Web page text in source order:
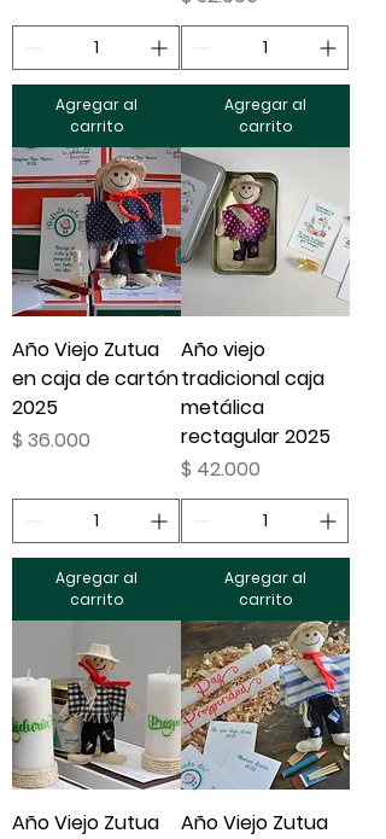
Agregar al
carrito
Agregar al
carrito
Año Viejo Zutua
en caja de cartón
2025
Precio
$ 36.000
Agregar al
carrito
Año viejo
tradicional caja
metálica
rectagular 2025
Precio
$ 42.000
Agregar al
carrito
Año Viejo Zutua
Año Viejo Zutua